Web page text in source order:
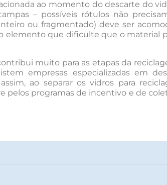
ao momento do descarte do
– possíveis rótulos não
ou fragmentado) deve ser
elemento que dificulte que o material
muito para as etapas da
empresas especializadas em
ao separar os vidros para
pelos programas de incentivo e de